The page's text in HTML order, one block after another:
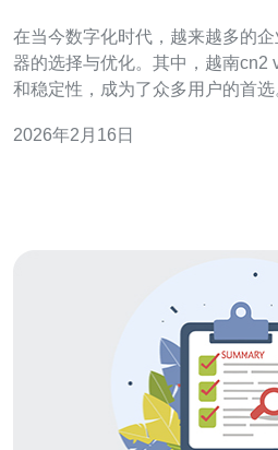
在当今数字化时代，越来越多的
器的选择与优化。其中，越南cn2
和稳定性，成为了众多用户的首
细解读。 首先，我们需要了解什么是cn2 vps。cn2是中国
2026年2月16日